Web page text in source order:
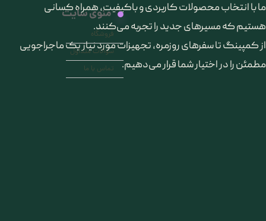
ما با انتخاب محصولات کاربردی و باکیفیت، همراه کسانی
هستیم که مسیرهای جدید را تجربه می‌کنند.
از کمپینگ تا سفرهای روزمره، تجهیزات مورد نیاز یک ماجراجویی
مطمئن را در اختیار شما قرار می‌دهیم.
منوی سایت
فروشگاه
سوالات متداول
تماس با ما